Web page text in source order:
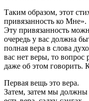
Таким образом, этот
привязанность ко Мне».
Эту привязанность
очередь у вас должна
полная вера в слова
вас нет веры, то вопрос
даже об этом говорить.
Первая вещь это вера.
Затем, затем мы должны